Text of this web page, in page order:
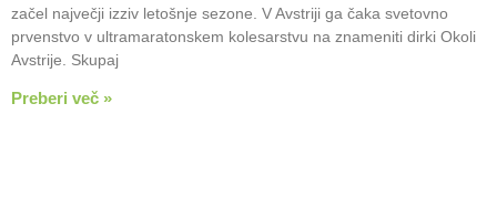
začel največji izziv letošnje sezone. V Avstriji ga čaka svetovno
prvenstvo v ultramaratonskem kolesarstvu na znameniti dirki Okoli
Avstrije. Skupaj
Preberi več »